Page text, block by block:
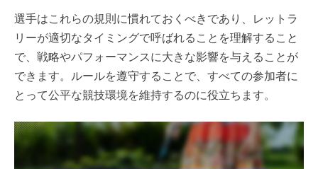
選手はこれらの規則に慣れておくべきであり、レットラ
リーが適切なタイミングで呼ばれることを理解すること
で、戦略やパフォーマンスに大きな影響を与えることが
できます。ルールを遵守することで、すべての参加者に
とって公平な競技環境を維持するのに役立ちます。